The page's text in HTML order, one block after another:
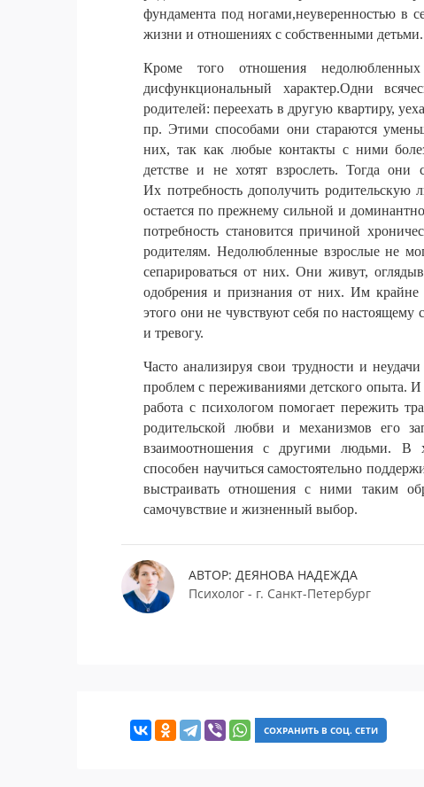
фундамента под ногами,неуверенностью в
жизни и отношениях с собственными детьми.
Кроме того отношения недолюбленных
дисфункциональный
характер.Одни
родителей:переехать в другую квартиру,
пр. Этими способами они стараются
них, так как любые контакты с ними
детстве и не хотят взрослеть. Тогда они
Их потребность дополучить родительскую
остается по прежнему сильной и
потребность становитсяпричиной
родителям. Недолюбленные взрослые не
сепарироваться от них. Они живут,
одобрения и признания от них. Им крайне
этого они не чувствуют себя по настоящему
и тревогу.
Часто анализируя свои трудности и неудачи
проблем с переживаниями детского опыта.И
работа с психологомпомогает пережить
родительской
любви и механизмов его
взаимоотношения
с другими людьми. В
способен научиться самостоятельно
выстраивать отношения с ними таким
самочувствие и жизненный выбор.
АВТОР: ДЕЯНОВА НАДЕЖДА
Психолог - г. Санкт-Петербург
СОХРАНИТЬ В СОЦ. СЕТИ